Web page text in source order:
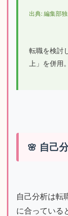
出典: 編集部
転職を検討
上」を併用
自己
自己分析は転
に合っている